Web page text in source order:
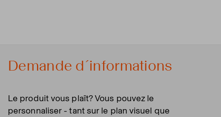
Demande d´informations
Le produit vous plaît? Vous pouvez le
personnaliser - tant sur le plan visuel que